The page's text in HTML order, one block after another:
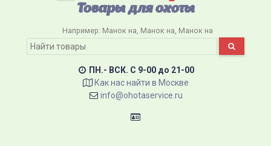
Товары для охоты
Например: Манок на Манок на Манок на
ПН.- ВСК. C 9-00 до 21-00
Как нас найти в Москве
info@ohotaservice.ru